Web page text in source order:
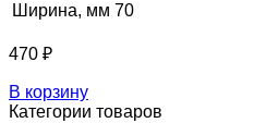
Ширина, мм 70
470 ₽
В корзину
Категории товаров